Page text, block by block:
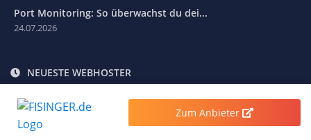
Port Monitoring: So überwachst du dei...
24.07.2026
NEUESTE WEBHOSTER
NetzLiving GmbH
Fast4.IT
Zum Anbieter